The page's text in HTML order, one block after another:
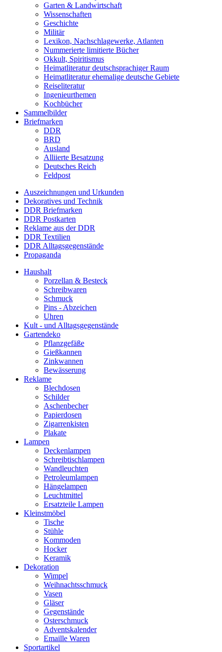
Garten & Landwirtschaft
Wissenschaften
Geschichte
Militär
Lexikon, Nachschlagewerke, Atlanten
Nummerierte limitierte Bücher
Okkult, Spiritismus
Heimatliteratur deutschsprachiger Raum
Heimatliteratur ehemalige deutsche Gebiete
Reiseliteratur
Ingenieurthemen
Kochbücher
Sammelbilder
Briefmarken
DDR
BRD
Ausland
Alliierte Besatzung
Deutsches Reich
Feldpost
Auszeichnungen und Urkunden
Dekoratives und Technik
DDR Briefmarken
DDR Postkarten
Reklame aus der DDR
DDR Textilien
DDR Alltagsgegenstände
Propaganda
Haushalt
Porzellan & Besteck
Schreibwaren
Schmuck
Pins - Abzeichen
Uhren
Kult - und Alltagsgegenstände
Gartendeko
Pflanzgefäße
Gießkannen
Zinkwannen
Bewässerung
Reklame
Blechdosen
Schilder
Aschenbecher
Papierdosen
Zigarrenkisten
Plakate
Lampen
Deckenlampen
Schreibtischlampen
Wandleuchten
Petroleumlampen
Hängelampen
Leuchtmittel
Ersatzteile Lampen
Kleinstmöbel
Tische
Stühle
Kommoden
Hocker
Keramik
Dekoration
Wimpel
Weihnachtsschmuck
Vasen
Gläser
Gegenstände
Osterschmuck
Adventskalender
Emaille Waren
Sportartikel